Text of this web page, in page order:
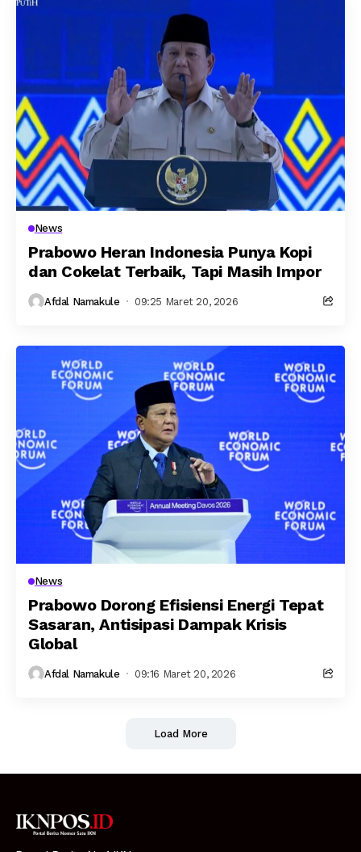
News
Prabowo Heran Indonesia Punya Kopi
dan Cokelat Terbaik, Tapi Masih Impor
Afdal Namakule 09:25 Maret 20, 2026
News
Prabowo Dorong Efisiensi Energi Tepat
Sasaran, Antisipasi Dampak Krisis
Global
Afdal Namakule 09:16 Maret 20, 2026
Load More